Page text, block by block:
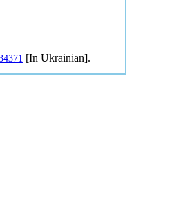
[In Ukrainian].